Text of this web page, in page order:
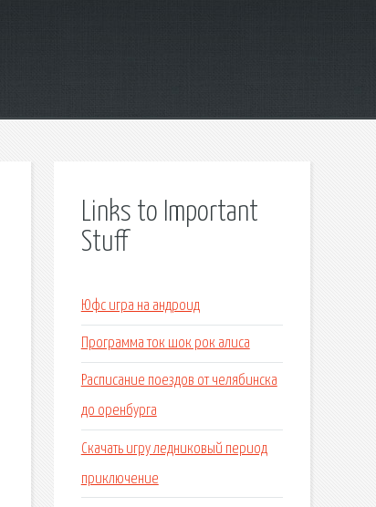
Links to Important
Stuff
Юфс игра на андроид
Программа ток шок рок алиса
Расписание поездов от челябинска
до оренбурга
Скачать игру ледниковый период
приключение